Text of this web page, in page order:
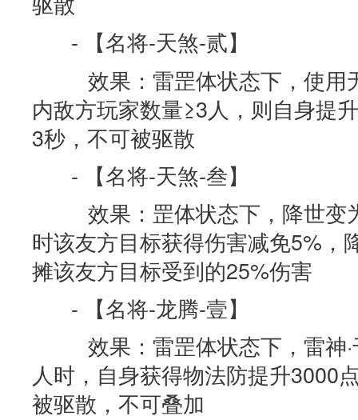
- 【名将-天煞-贰】
效果：雷罡体状态下，使用
内敌方玩家数量≥3人，则自身提
3秒，不可被驱散
- 【名将-天煞-叁】
效果：罡体状态下，降世变
时该友方目标获得伤害减免5%，
摊该友方目标受到的25%伤害
- 【名将-龙腾-壹】
效果：雷罡体状态下，雷神
人时，自身获得物法防提升3000
被驱散，不可叠加